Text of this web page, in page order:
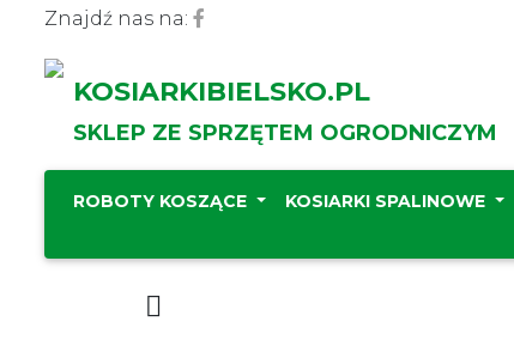
Znajdź nas na:
KOSIARKIBIELSKO.PL
SKLEP ZE SPRZĘTEM OGRODNICZYM
ROBOTY KOSZĄCE KOSIARKI SPALINOWE
